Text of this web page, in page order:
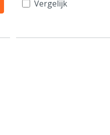
Vergelijk